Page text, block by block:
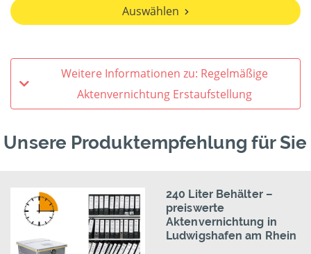
Auswählen
Weitere Informationen zu: Regelmäßige
Aktenvernichtung Erstaufstellung
Unsere Produktempfehlung für Sie
240 Liter Behälter –
preiswerte
Aktenvernichtung in
Ludwigshafen am Rhein